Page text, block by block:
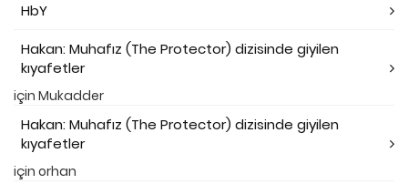
HbY
Hakan: Muhafız (The Protector) dizisinde giyilen
kıyafetler
için Mukadder
Hakan: Muhafız (The Protector) dizisinde giyilen
kıyafetler
için orhan